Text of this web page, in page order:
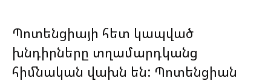
Պոտենցիայի հետ կապված
խնդիրները տղամարդկանց
հիմնական վախն են: Պոտենցիան